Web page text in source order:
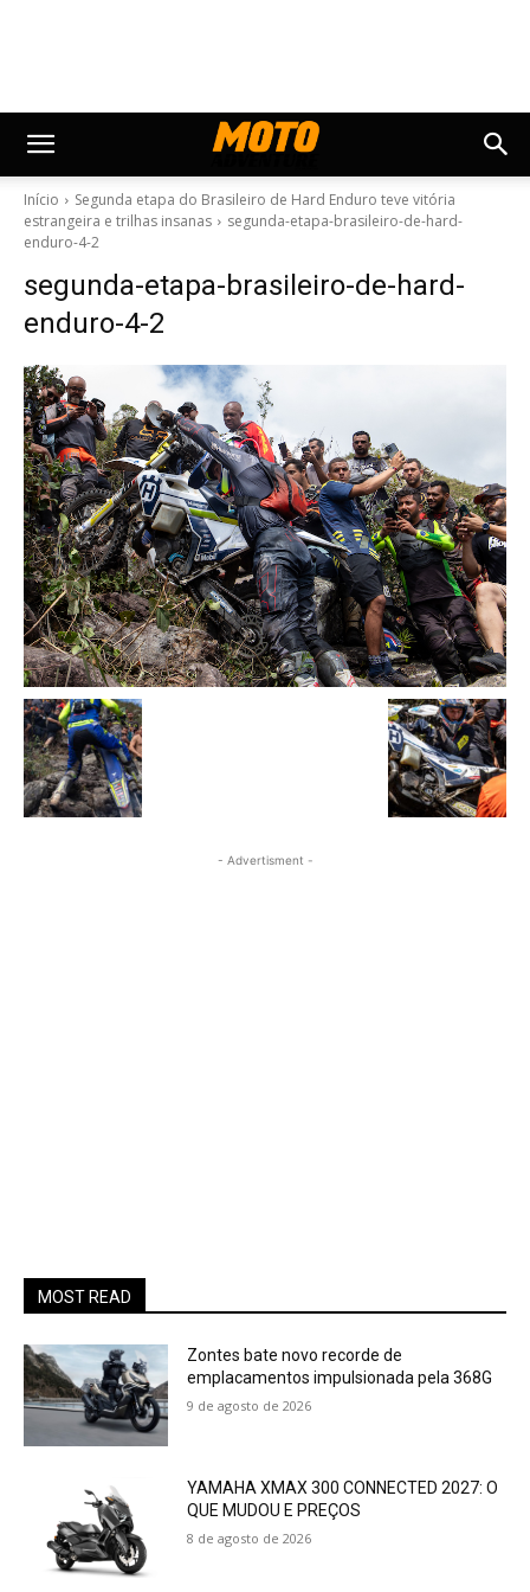
Início
Segunda etapa do Brasileiro de Hard Enduro teve vitória
estrangeira e trilhas insanas
segunda-etapa-brasileiro-de-hard-
enduro-4-2
segunda-etapa-brasileiro-de-hard-
enduro-4-2
- Advertisment -
MOST READ
Zontes bate novo recorde de
emplacamentos impulsionada pela 368G
9 de agosto de 2026
YAMAHA XMAX 300 CONNECTED 2027: O
QUE MUDOU E PREÇOS
8 de agosto de 2026